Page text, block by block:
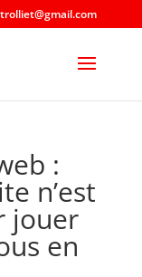
:
n’est
jouer
en